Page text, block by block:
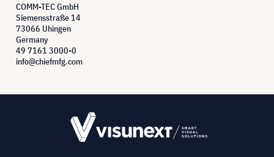
COMM-TEC GmbH
Siemensstraße 14
73066 Uhingen
Germany
49 7161 3000-0
info@chiefmfg.com